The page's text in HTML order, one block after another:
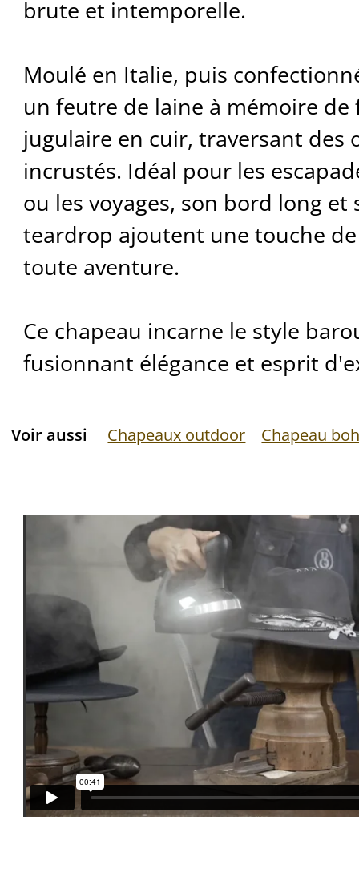
brute et intemporelle.
Moulé en Italie, puis
un feutre de laine à mémoire de
jugulaire en cuir, traversant
incrustés. Idéal pour les
ou les voyages, son bord long et
teardrop ajoutent une touche
toute aventure.
Ce chapeau incarne le style
fusionnant élégance et esprit
Voir aussi Chapeaux outdoor Chapeau